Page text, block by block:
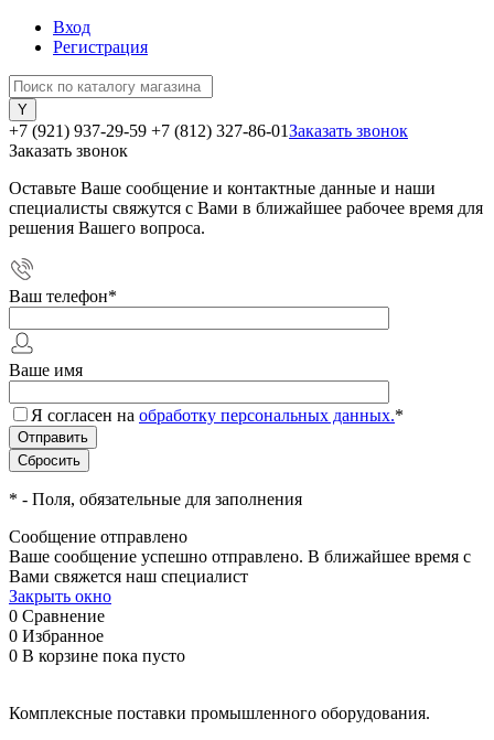
Вход
Регистрация
+7 (921) 937-29-59 +7 (812) 327-86-01Заказать звонок
Заказать звонок
Оставьте Ваше сообщение и контактные данные и наши
специалисты свяжутся с Вами в ближайшее рабочее время для
решения Вашего вопроса.
Ваш телефон*
Ваше имя
Я согласен на обработку персональных данных.*
* - Поля, обязательные для заполнения
Сообщение отправлено
Ваше сообщение успешно отправлено. В ближайшее время с
Вами свяжется наш специалист
Закрыть окно
0 Сравнение
0 Избранное
0 В корзине пока пусто
Комплексные поставки промышленного оборудования.